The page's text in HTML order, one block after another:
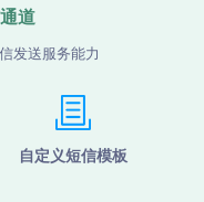
道
发送服务能力
自定义短信模板